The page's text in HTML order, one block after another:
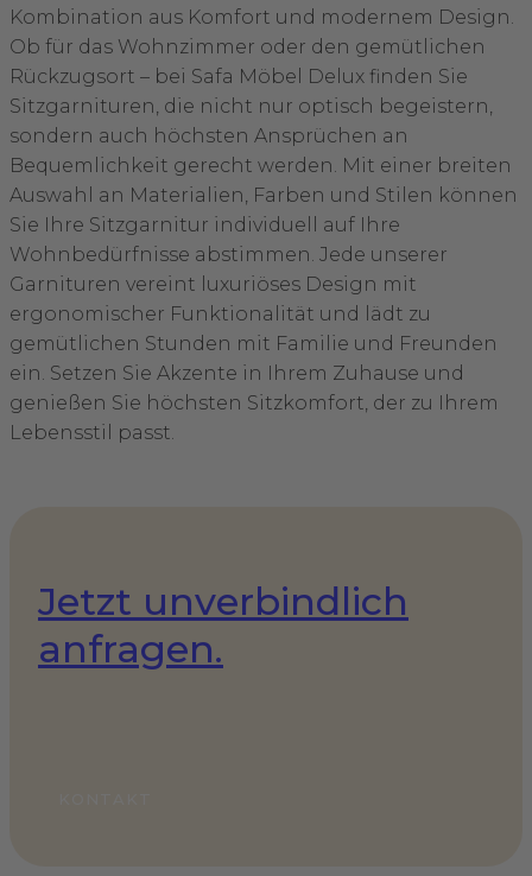
Kombination aus Komfort und modernem Design.
Ob für das Wohnzimmer oder den gemütlichen
Rückzugsort – bei Safa Möbel Delux finden Sie
Sitzgarnituren, die nicht nur optisch begeistern,
sondern auch höchsten Ansprüchen an
Bequemlichkeit gerecht werden. Mit einer breiten
Auswahl an Materialien, Farben und Stilen können
Sie Ihre Sitzgarnitur individuell auf Ihre
Wohnbedürfnisse abstimmen. Jede unserer
Garnituren vereint luxuriöses Design mit
ergonomischer Funktionalität und lädt zu
gemütlichen Stunden mit Familie und Freunden
ein. Setzen Sie Akzente in Ihrem Zuhause und
genießen Sie höchsten Sitzkomfort, der zu Ihrem
Lebensstil passt.
Jetzt unverbindlich
anfragen.